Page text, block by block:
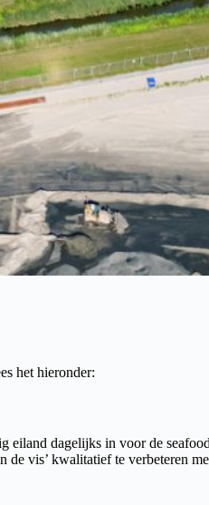
het hieronder:
dagelijks in voor de
vis’ kwalitatief te verbeteren